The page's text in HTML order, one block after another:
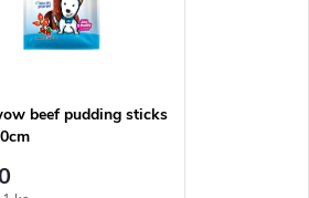
beef pudding sticks